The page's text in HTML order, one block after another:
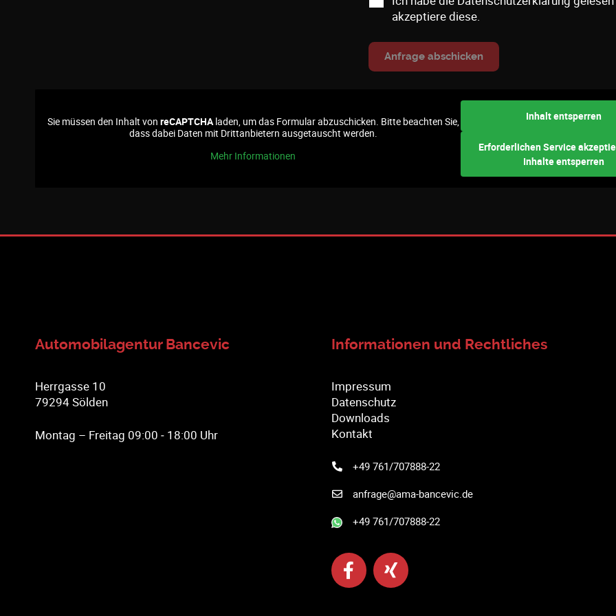
akzeptiere diese.
Sie müssen den Inhalt von reCAPTCHAladen, um das Formular abzuschicken. Bitte beachten Sie,
dass dabei Daten mit Drittanbietern ausgetauscht werden.
Mehr Informationen
Inhalt entsperren
Erforderlichen Service
Inhalte entsperren
Automobilagentur Bancevic
Herrgasse 10
79294 Sölden
Montag – Freitag 09:00 ‑ 18:00 Uhr
Informationen und Rechtliches
Impressum
Datenschutz
Downloads
Kontakt
+49 761/707888-22
anfrage@ama-bancevic.de
+49 761/707888-22